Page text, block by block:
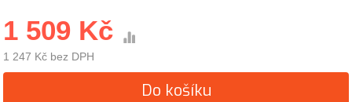
1 509 Kč
1 247 Kč bez DPH
Do košíku